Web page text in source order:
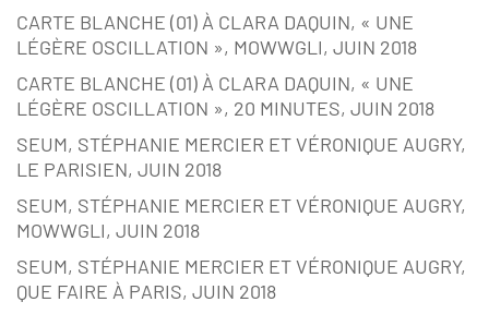
CARTE BLANCHE (01) À CLARA DAQUIN, « UNE
LÉGÈRE OSCILLATION », MOWWGLI, JUIN 2018
CARTE BLANCHE (01) À CLARA DAQUIN, « UNE
LÉGÈRE OSCILLATION », 20 MINUTES, JUIN 2018
SEUM, STÉPHANIE MERCIER ET VÉRONIQUE AUGRY,
LE PARISIEN, JUIN 2018
SEUM, STÉPHANIE MERCIER ET VÉRONIQUE AUGRY,
MOWWGLI, JUIN 2018
SEUM, STÉPHANIE MERCIER ET VÉRONIQUE AUGRY,
QUE FAIRE À PARIS, JUIN 2018